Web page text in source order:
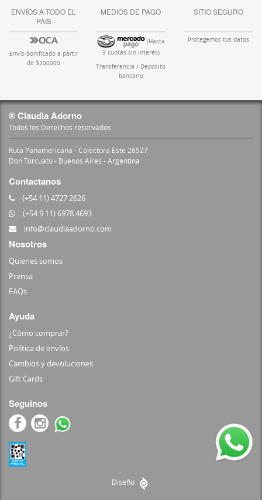
ENVÍOS A TODO EL
PAIS
Envío bonificado a partir
de $300000
MEDIOS DE PAGO
(Hasta
3 cuotas sin interés)
Transferencia / Deposito
bancario
SITIO SEGURO
Protegemos tus datos
® Claudia Adorno
Todos los Derechos reservados
Ruta Panamericana - Colectora Este 26527
Don Torcuato - Buenos Aires - Argentina
Contactanos
(+54 11) 4727 2626
(+54 9 11) 6978 4693
info@claudiaadorno.com
Nosotros
Quienes somos
Prensa
FAQs
Ayuda
¿Cómo comprar?
Política de envíos
Cambios y devoluciones
Gift Cards
Seguinos
Diseño